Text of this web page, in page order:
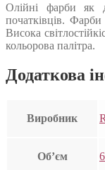
Олійні фарби як
початківців.
Висока
кольорова палітра.
Додаткова
Виробник
Об’єм